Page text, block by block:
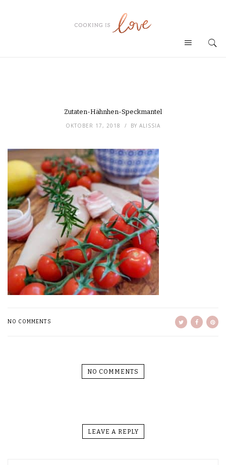
Zutaten-Hähnhen-Speckmantel
OKTOBER 17, 2018 BY ALISSIA
NO COMMENTS
NO COMMENTS
LEAVE A REPLY